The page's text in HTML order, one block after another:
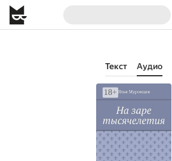
Текст Аудио